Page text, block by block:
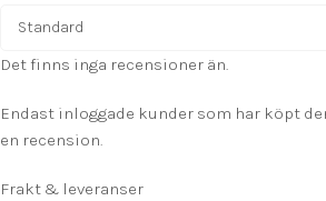
Det finns inga recensioner än.
Endast inloggade kunder som har köpt
en recension.
Frakt & leveranser